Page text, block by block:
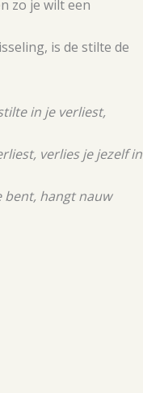
zo je wilt een
is de stilte de
in je verliest,
verlies je jezelf in
bent, hangt nauw